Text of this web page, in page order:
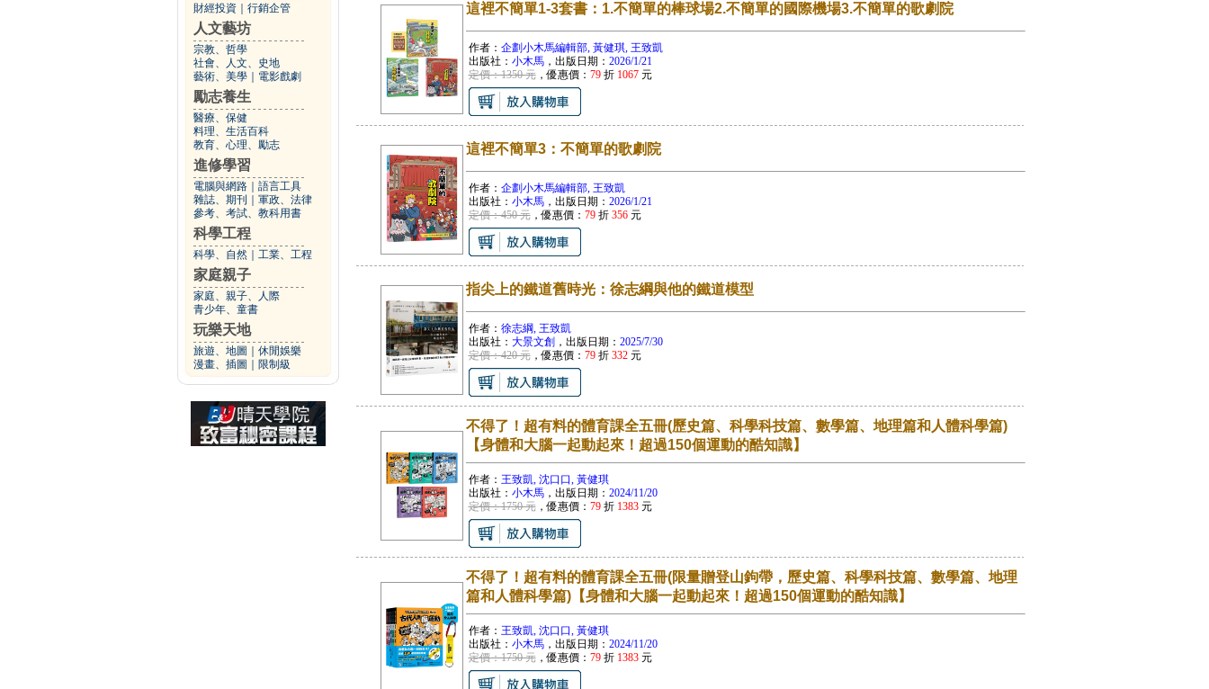
財經投資 行銷企管
人文藝坊
宗教、哲學
社會、人文、史地
藝術、美學
電影戲劇
勵志養生
醫療、保健
料理、生活百科
教育、心理、勵志
進修學習
電腦與網路
語言工具
雜誌、期刊
軍政、法律
參考、考試、教科用書
科學工程
科學、自然 工業、工程
家庭親子
家庭、親子、人際
青少年、童書
玩樂天地
旅遊、地圖
休閒娛樂
漫畫、插圖
限制級
這裡不簡單1-3套書：1.不簡單的棒球場2.不簡單的國際機場3.不簡單的歌劇院
作者： 企劃小木馬編輯部, 黃健琪, 王致凱
出版社： 小木馬，出版日期： 2026/1/21
定價：1350 元，優惠價： 79折 1067元
這裡不簡單3：不簡單的歌劇院
作者： 企劃小木馬編輯部, 王致凱
出版社： 小木馬，出版日期： 2026/1/21
定價：450 元，優惠價： 79折 356元
指尖上的鐵道舊時光：徐志綱與他的鐵道模型
作者： 徐志綱, 王致凱
出版社： 大景文創 ，出版日期： 2025/7/30
定價：420 元，優惠價： 79折 332元
不得了！超有料的體育課全五冊(歷史篇、科學科技篇、數學篇、地理篇和人體科學篇)
【身體和大腦一起動起來！超過150個運動的酷知識】
作者： 王致凱, 沈口口, 黃健琪
出版社： 小木馬，出版日期： 2024/11/20
定價：1750 元，優惠價： 79折 1383元
不得了！超有料的體育課全五冊(限量贈登山鉤帶，歷史篇、科學科技篇、數學篇、地理
篇和人體科學篇)【身體和大腦一起動起來！超過150個運動的酷知識】
作者： 王致凱, 沈口口, 黃健琪
出版社： 小木馬，出版日期： 2024/11/20
定價：1750 元，優惠價： 79折 1383元